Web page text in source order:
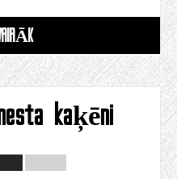
kaķēni